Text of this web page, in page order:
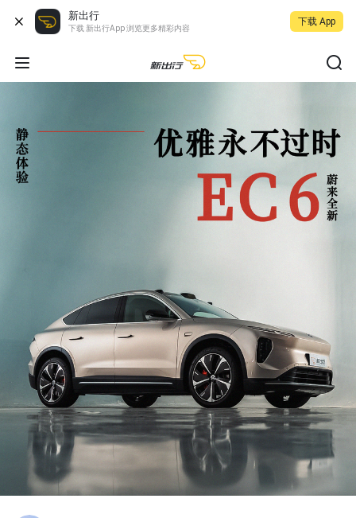
新出行
下载 新出行App 浏览更多精彩内容
下载 App